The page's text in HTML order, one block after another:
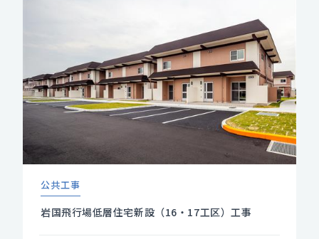
公共工事
岩国飛行場低層住宅新設（16・17工区）工事